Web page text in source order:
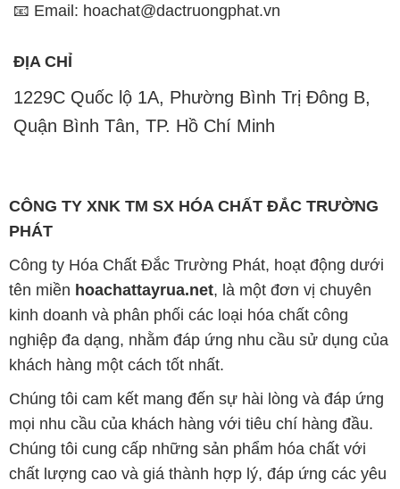
📧 Email: hoachat@dactruongphat.vn
ĐỊA CHỈ
1229C Quốc lộ 1A, Phường Bình Trị Đông B,
Quận Bình Tân, TP. Hồ Chí Minh
CÔNG TY XNK TM SX HÓA CHẤT ĐẮC TRƯỜNG
PHÁT
Công ty Hóa Chất Đắc Trường Phát, hoạt động dưới
tên miền hoachattayrua.net, là một đơn vị chuyên
kinh doanh và phân phối các loại hóa chất công
nghiệp đa dạng, nhằm đáp ứng nhu cầu sử dụng của
khách hàng một cách tốt nhất.
Chúng tôi cam kết mang đến sự hài lòng và đáp ứng
mọi nhu cầu của khách hàng với tiêu chí hàng đầu.
Chúng tôi cung cấp những sản phẩm hóa chất với
chất lượng cao và giá thành hợp lý, đáp ứng các yêu